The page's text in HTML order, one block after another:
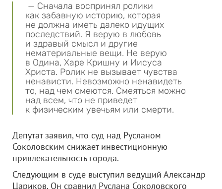
— Сначала воспринял ролики
как забавную историю, которая
не должна иметь далеко идущих
последствий. Я верую в любовь
и здравый смысл и другие
нематериальные вещи. Не верую
в Одина, Харе Кришну и Иисуса
Христа. Ролик не вызывает чувства
ненависти. Невозможно ненавидеть
то, над чем смеются. Смеяться можно
над всем, что не приведет
к физическим увечьям или смерти.
Депутат заявил, что суд над Русланом
Соколовским снижает инвестиционную
привлекательность города.
Следующим в суде выступил ведущий Александр
Цариков. Он сравнил Руслана Соколовского